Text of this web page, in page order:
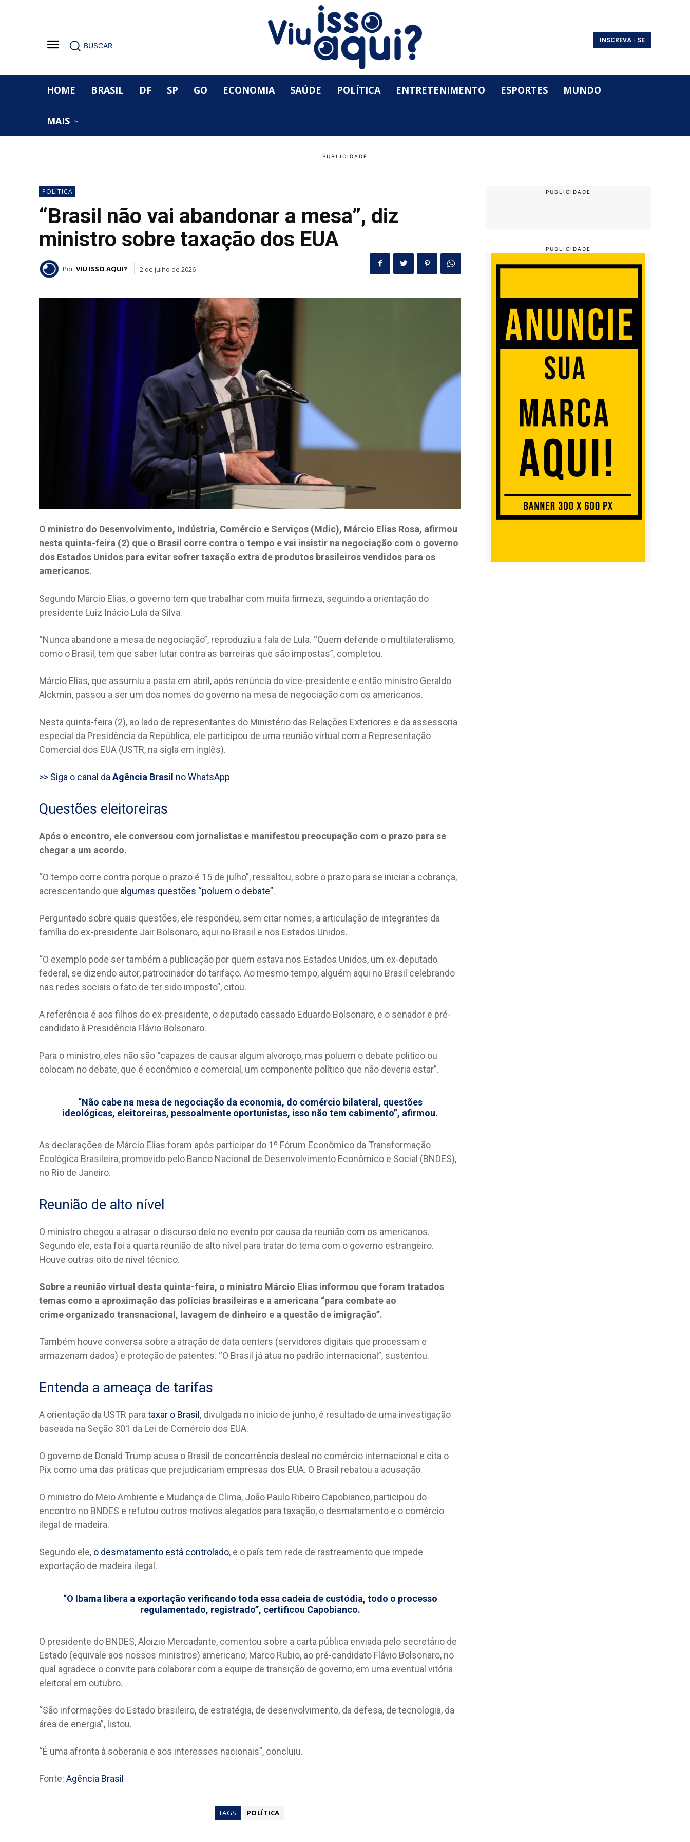
BUSCAR
INSCREVA - SE
HOME BRASIL DF SP GO ECONOMIA SAÚDE POLÍTICA ENTRETENIMENTO ESPORTES MUNDO
MAIS
POLÍTICA
“Brasil não vai abandonar a mesa”, diz
ministro sobre taxação dos EUA
Por VIU ISSO AQUI? 2 de julho de 2026
O ministro do Desenvolvimento, Indústria, Comércio e Serviços (Mdic), Márcio Elias Rosa, afirmou
nesta quinta-feira (2) que o Brasil corre contra o tempo e vai insistir na negociação com o governo
dos Estados Unidos para evitar sofrer taxação extra de produtos brasileiros vendidos para os
americanos.
Segundo Márcio Elias, o governo tem que trabalhar com muita firmeza, seguindo a orientação do
presidente Luiz Inácio Lula da Silva.
“Nunca abandone a mesa de negociação”, reproduziu a fala de Lula. “Quem defende o multilateralismo,
como o Brasil, tem que saber lutar contra as barreiras que são impostas”, completou.
Márcio Elias, que assumiu a pasta em abril, após renúncia do vice-presidente e então ministro Geraldo
Alckmin, passou a ser um dos nomes do governo na mesa de negociação com os americanos.
Nesta quinta-feira (2), ao lado de representantes do Ministério das Relações Exteriores e da assessoria
especial da Presidência da República, ele participou de uma reunião virtual com a Representação
Comercial dos EUA (USTR, na sigla em inglês).
>> Siga o canal da Agência Brasil no WhatsApp
Questões eleitoreiras
Após o encontro, ele conversou com jornalistas e manifestou preocupação com o prazo para se
chegar a um acordo.
“O tempo corre contra porque o prazo é 15 de julho”, ressaltou, sobre o prazo para se iniciar a cobrança,
acrescentando que algumas questões “poluem o debate”.
Perguntado sobre quais questões, ele respondeu, sem citar nomes, a articulação de integrantes da
família do ex-presidente Jair Bolsonaro, aqui no Brasil e nos Estados Unidos.
“O exemplo pode ser também a publicação por quem estava nos Estados Unidos, um ex-deputado
federal, se dizendo autor, patrocinador do tarifaço. Ao mesmo tempo, alguém aqui no Brasil celebrando
nas redes sociais o fato de ter sido imposto”, citou.
A referência é aos filhos do ex-presidente, o deputado cassado Eduardo Bolsonaro, e o senador e pré-
candidato à Presidência Flávio Bolsonaro.
Para o ministro, eles não são “capazes de causar algum alvoroço, mas poluem o debate político ou
colocam no debate, que é econômico e comercial, um componente político que não deveria estar”.
“Não cabe na mesa de negociação da economia, do comércio bilateral, questões
ideológicas, eleitoreiras, pessoalmente oportunistas, isso não tem cabimento”, afirmou.
As declarações de Márcio Elias foram após participar do 1º Fórum Econômico da Transformação
Ecológica Brasileira, promovido pelo Banco Nacional de Desenvolvimento Econômico e Social (BNDES),
no Rio de Janeiro.
Reunião de alto nível
O ministro chegou a atrasar o discurso dele no evento por causa da reunião com os americanos.
Segundo ele, esta foi a quarta reunião de alto nível para tratar do tema com o governo estrangeiro.
Houve outras oito de nível técnico.
Sobre a reunião virtual desta quinta-feira, o ministro Márcio Elias informou que foram tratados
temas como a aproximação das polícias brasileiras e a americana “para combate ao
crime organizado transnacional, lavagem de dinheiro e a questão de imigração”.
Também houve conversa sobre a atração de data centers (servidores digitais que processam e
armazenam dados) e proteção de patentes. “O Brasil já atua no padrão internacional”, sustentou.
Entenda a ameaça de tarifas
A orientação da USTR para taxar o Brasil , divulgada no início de junho, é resultado de uma investigação
baseada na Seção 301 da Lei de Comércio dos EUA.
O governo de Donald Trump acusa o Brasil de concorrência desleal no comércio internacional e cita o
Pix como uma das práticas que prejudicariam empresas dos EUA. O Brasil rebatou a acusação.
O ministro do Meio Ambiente e Mudança de Clima, João Paulo Ribeiro Capobianco, participou do
encontro no BNDES e refutou outros motivos alegados para taxação, o desmatamento e o comércio
ilegal de madeira.
Segundo ele, o desmatamento está controlado, e o país tem rede de rastreamento que impede
exportação de madeira ilegal.
“O Ibama libera a exportação verificando toda essa cadeia de custódia, todo o processo
regulamentado, registrado”, certificou Capobianco.
O presidente do BNDES, Aloizio Mercadante, comentou sobre a carta pública enviada pelo secretário de
Estado (equivale aos nossos ministros) americano, Marco Rubio, ao pré-candidato Flávio Bolsonaro, no
qual agradece o convite para colaborar com a equipe de transição de governo, em uma eventual vitória
eleitoral em outubro.
“São informações do Estado brasileiro, de estratégia, de desenvolvimento, da defesa, de tecnologia, da
área de energia”, listou.
“É uma afronta à soberania e aos interesses nacionais”, concluiu.
Fonte: Agência Brasil
TAGS POLÍTICA